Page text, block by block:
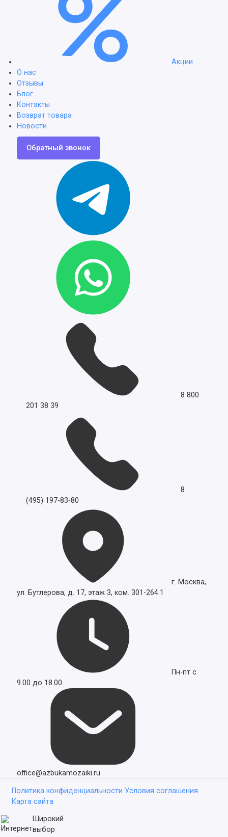
Акции
О нас
Отзывы
Блог
Контакты
Возврат товара
Новости
Обратный звонок
8 800
201 38 39
8
(495) 197-83-80
г. Москва,
ул. Бутлерова, д. 17, этаж 3, ком. 301-264.1
Пн-пт с
9.00 до 18.00
office@azbukamozaiki.ru
Политика конфиденциальности Условия соглашения
Карта сайта
Широкий
выбор